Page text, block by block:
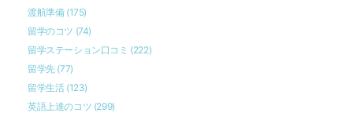
渡航準備 (175)
留学のコツ (74)
留学ステーション口コミ (222)
留学先 (77)
留学生活 (123)
英語上達のコツ (299)